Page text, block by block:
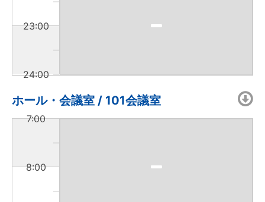
23:00
24:00
ホール・会議室 / 101会議室
7:00
8:00